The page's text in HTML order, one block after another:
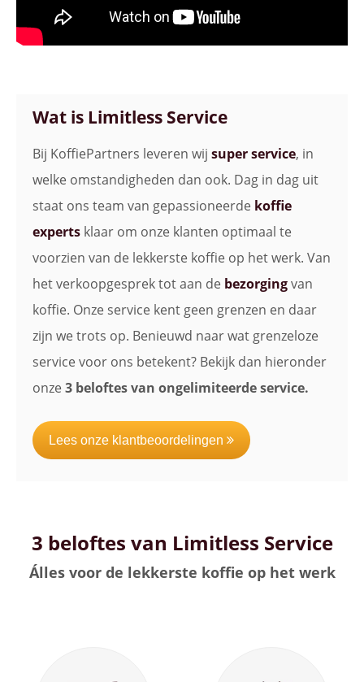
Wat is Limitless Service
Bij KoffiePartners leveren wij super service, in
welke omstandigheden dan ook. Dag in dag uit
staat ons team van gepassioneerde koffie
experts klaar om onze klanten optimaal te
voorzien van de lekkerste koffie op het werk. Van
het verkoopgesprek tot aan de bezorgingvan
koffie. Onze service kent geen grenzen en daar
zijn we trots op. Benieuwd naar wat grenzeloze
service voor ons betekent? Bekijk dan hieronder
onze 3 beloftes van ongelimiteerde service.
Lees onze klantbeoordelingen
3 beloftes van Limitless Service
Álles voor de lekkerste koffie op het werk